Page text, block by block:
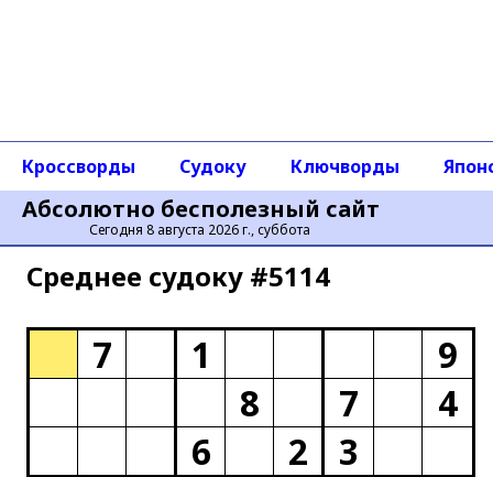
Абсолютно бесполезный сайт
Сегодня 8 августа 2026 г., суббота
Кроссворды Судоку Ключворды
Среднее cудоку #5114
7 1
9
8
7
4
6
2
3